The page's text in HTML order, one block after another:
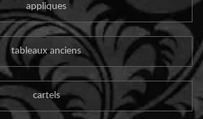
appliques
tableaux anciens
cartels